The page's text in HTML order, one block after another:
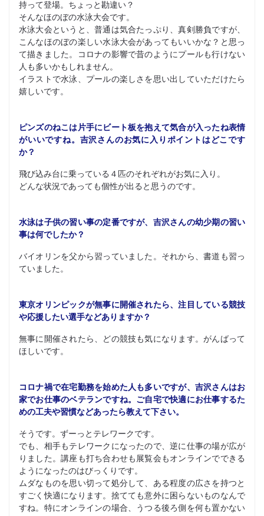
持って登場。ちょっと勘違い？
そんなほのぼの水泳大会です。
水泳大会というと、普通は気合たっぷり、真剣勝負ですが、
こんなほのぼの楽しい水泳大会があってもいいかな？と思っ
て描きました。コロナの影響で昔のようにプールも行けない
人も多いかもしれません。
イラストで水泳、プールの楽しさを思い出していただけたら
嬉しいです。
ピンズのねこは片手にビート板を抱えて気合が入ったね表情
がいいですね。吉沢さんのお気に入りポイントはどこです
か？
飛び込み台に乗っている４匹のそれぞれがお気に入り。
どんな状況であっても個性が出ると思うのです。
水泳は子供の習い事の定番ですが、吉沢さんの幼少期の習い
事は何でしたか？
バイオリンを父から習っていました。それから、書道も習っ
ていました。
東京オリンピックが無事に開催されたら、注目している競技
や応援したい選手などありますか？
無事に開催されたら、どの競技も気になります。がんばって
ほしいです。
コロナ禍で在宅勤務を始めた人も多いですが、吉沢さんはお
家でお仕事のベテランですね。ご自宅で快適にお仕事するた
めの工夫や習慣などあったら教えて下さい。
そうです。ずーっとテレワークです。
でも、相手もテレワークになったので、逆に仕事の場が広が
りました。講座も打ち合わせも展覧会もオンラインでできる
ようになったのはびっくりです。
ムダなものを思い切って処分して、ある程度の広さを持つと
すごく快適になります。捨てても意外に困らないものなんで
すね。特にオンラインの場合、うつる後ろ側を何も置かない